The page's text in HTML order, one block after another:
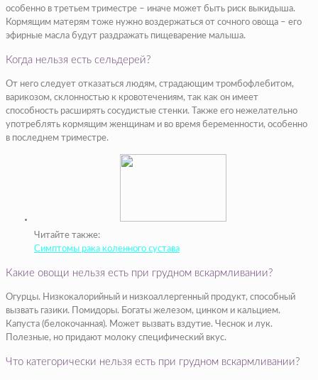
особенно в третьем триместре – иначе может быть риск выкидыша.
Кормящим матерям тоже нужно воздержаться от сочного овоща – его
эфирные масла будут раздражать пищеварение малыша.
Когда нельзя есть сельдерей?
От него следует отказаться людям, страдающим тромбофлебитом,
варикозом, склонностью к кровотечениям, так как он имеет
способность расширять сосудистые стенки. Также его нежелательно
употреблять кормящим женщинам и во время беременности, особенно
в последнем триместре.
Читайте также:
Симптомы рака коленного сустава
Какие овощи нельзя есть при грудном вскармливании?
Огурцы. Низкокалорийный и низкоаллергенный продукт, способный
вызвать газики. Помидоры. Богаты железом, цинком и кальцием.
Капуста (белокочанная). Может вызвать вздутие. Чеснок и лук.
Полезные, но придают молоку специфический вкус.
Что категорически нельзя есть при грудном вскармливании?